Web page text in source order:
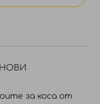
за коса от